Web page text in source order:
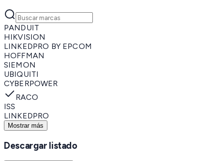
PANDUIT
HIKVISION
LINKEDPRO BY EPCOM
HOFFMAN
SIEMON
UBIQUITI
CYBERPOWER
RACO
ISS
LINKEDPRO
Mostrar más
Descargar listado